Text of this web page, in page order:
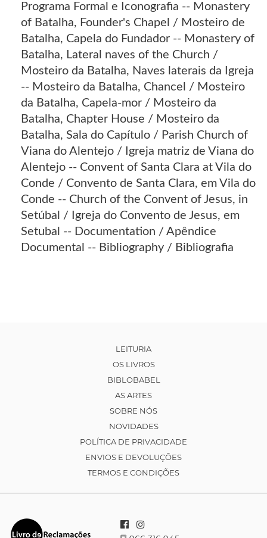
Programa Formal e Iconografia -- Monastery
of Batalha, Founder's Chapel / Mosteiro de
Batalha, Capela do Fundador -- Monastery of
Batalha, Lateral naves of the Church /
Mosteiro da Batalha, Naves laterais da Igreja
-- Mosteiro da Batalha, Chancel / Mosteiro
da Batalha, Capela-mor / Mosteiro da
Batalha, Chapter House / Mosteiro da
Batalha, Sala do Capítulo / Parish Church of
Viana do Alentejo / Igreja matriz de Viana do
Alentejo -- Convent of Santa Clara at Vila do
Conde / Convento de Santa Clara, em Vila do
Conde -- Church of the Convent of Jesus, in
Setúbal / Igreja do Convento de Jesus, em
Setubal -- Documentation / Apêndice
Documental -- Bibliography / Bibliografia
LEITURIA
OS LIVROS
BIBLOBABEL
AS ARTES
SOBRE NÓS
NOVIDADES
POLÍTICA DE PRIVACIDADE
ENVIOS E DEVOLUÇÕES
TERMOS E CONDIÇÕES